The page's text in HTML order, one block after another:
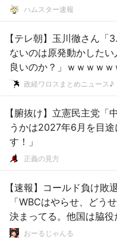
ハムスター速報
【テレ朝】玉川徹さん「
ないのは原発動かした
良いのか？」ｗｗｗｗ
政経ワロスまとめニュース♪
【腑抜け】立憲民主党「
うかは2027年6月を目途
す！」
正義の見方
【速報】コールド負け敗
「WBCはやらせ、どう
決まってる。他国は脇役
おーるじゃんる